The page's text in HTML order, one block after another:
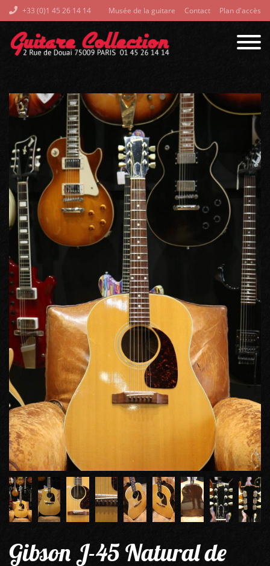
+33 (0)1 45 26 14 14 Musée de la guitare Contact Plan d'accès
Gibson J-45 Natural de